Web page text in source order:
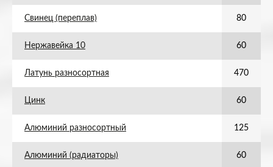
Свинец (переплав) 80
Нержавейка 10 60
Латунь разносортная 470
Цинк 60
Алюминий разносортный 125
Алюминий (радиаторы) 60